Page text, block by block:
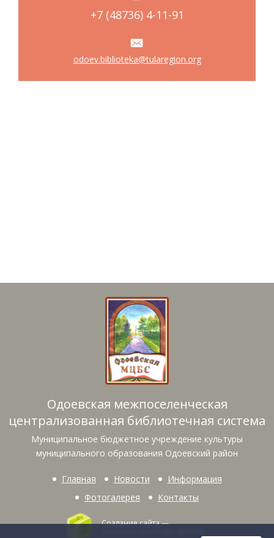
+7 (48736) 4-11-91
odoev.biblioteka@tularegion.org
Одоевская межпоселенческая
централизованная библиотечная система
Муниципальное бюджетное учреждение культуры
муниципального образования Одоевский район
Главная Новости
Информация
Фотогалерея
Контакты
Создание сайта—